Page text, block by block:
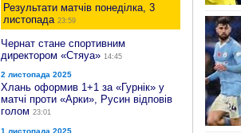
Результати матчів понеділка, 3
листопада 23:59
Чернат стане спортивним
директором «Стяуа» 14:45
2 листопада 2025
Хлань оформив 1+1 за «Гурнік» у
матчі проти «Арки», Русин відповів
голом 23:01
1 листопада 2025